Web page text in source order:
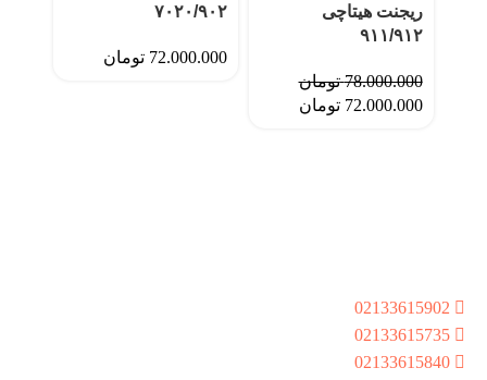
ریجنت هیتاچی
۹۱۱/۹۱۲
78.000.000 تومان
72.000.000 تومان
۷۰۲۰/۹۰۲
72.000.000 تومان
02133615902
02133615735
02133615840